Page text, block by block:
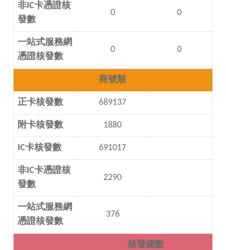
非IC卡憑證核
發數
0 0
一站式服務網
憑證核發數
0 0
商號類
正卡核發數 689137
附卡核發數 1880
IC卡核發數 691017
非IC卡憑證核
發數
2290
一站式服務網
憑證核發數
376
核發總數